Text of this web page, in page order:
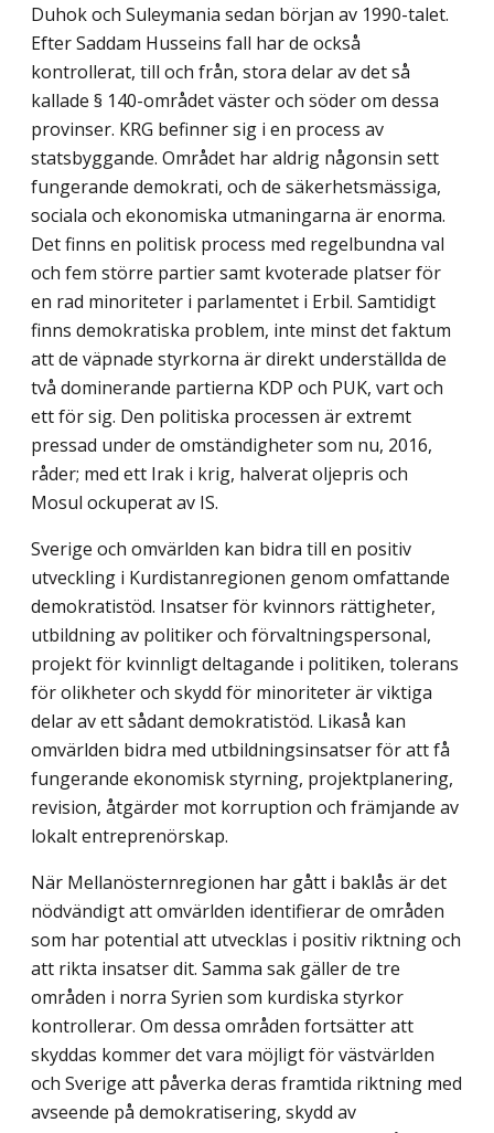
Duhok och Suleymania sedan början av 1990-talet.
Efter Saddam Husseins fall har de också
kontrollerat, till och från, stora delar av det så
kallade § 140-området väster och söder om dessa
provinser. KRG befinner sig i en process av
statsbyggande. Området har aldrig någonsin sett
fungerande demokrati, och de säkerhetsmässiga,
sociala och ekonomiska utmaningarna är enorma.
Det finns en politisk process med regelbundna val
och fem större partier samt kvoterade platser för
en rad minoriteter i parlamentet i Erbil. Samtidigt
finns demokratiska problem, inte minst det faktum
att de väpnade styrkorna är direkt underställda de
två dominerande partierna KDP och PUK, vart och
ett för sig. Den politiska processen är extremt
pressad under de omständigheter som nu, 2016,
råder; med ett Irak i krig, halverat oljepris och
Mosul ockuperat av IS.
Sverige och omvärlden kan bidra till en positiv
utveckling i Kurdistanregionen genom omfattande
demokratistöd. Insatser för kvinnors rättigheter,
utbildning av politiker och förvaltningspersonal,
projekt för kvinnligt deltagande i politiken, tolerans
för olikheter och skydd för minoriteter är viktiga
delar av ett sådant demokratistöd. Likaså kan
omvärlden bidra med utbildningsinsatser för att få
fungerande ekonomisk styrning, projektplanering,
revision, åtgärder mot korruption och främjande av
lokalt entreprenörskap.
När Mellanösternregionen har gått i baklås är det
nödvändigt att omvärlden identifierar de områden
som har potential att utvecklas i positiv riktning och
att rikta insatser dit. Samma sak gäller de tre
områden i norra Syrien som kurdiska styrkor
kontrollerar. Om dessa områden fortsätter att
skyddas kommer det vara möjligt för västvärlden
och Sverige att påverka deras framtida riktning med
avseende på demokratisering, skydd av